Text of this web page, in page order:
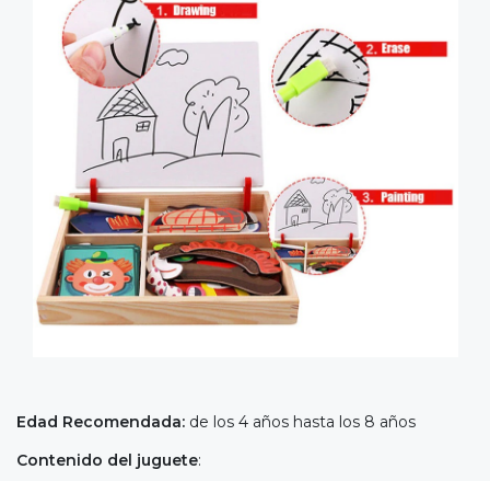
Edad Recomendada: de los 4 años hasta los 8 años
Contenido del juguete: